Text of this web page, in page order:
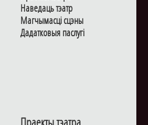
Наведаць тэатр
Магчымасцi сцэны
Дадаткoвыя паслугi